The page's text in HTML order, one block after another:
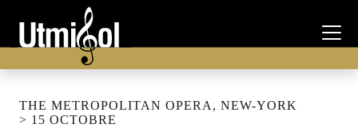
THE METROPOLITAN OPERA, NEW-YORK
> 15 OCTOBRE